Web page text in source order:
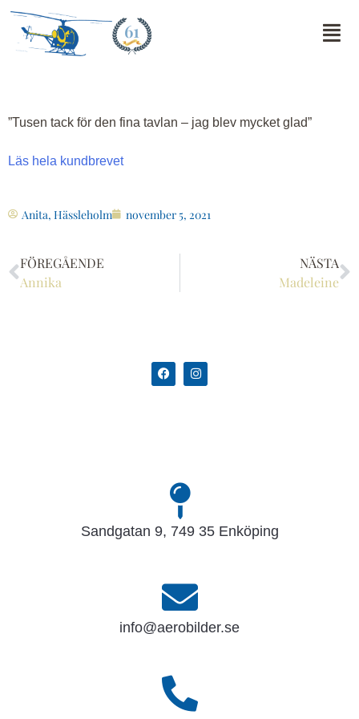
61
”Tusen tack för den fina tavlan – jag blev mycket glad”
Läs hela kundbrevet
Anita, Hässleholm november 5, 2021
FÖREGÅENDE
Annika
NÄSTA
Madeleine
Sandgatan 9, 749 35 Enköping
info@aerobilder.se